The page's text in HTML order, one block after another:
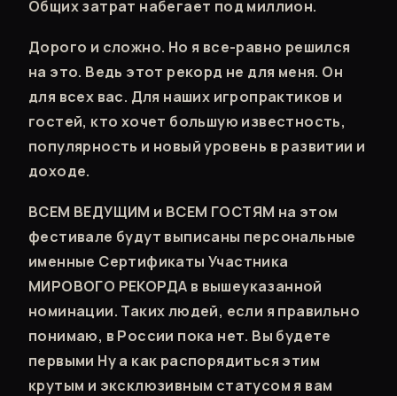
Общих затрат набегает под миллион.
Дорого и сложно. Но я все-равно решился
на это. Ведь этот рекорд не для меня. Он
для всех вас. Для наших игропрактиков и
гостей, кто хочет большую известность,
популярность и новый уровень в развитии и
доходе.
ВСЕМ ВЕДУЩИМ и ВСЕМ ГОСТЯМ на этом
фестивале будут выписаны персональные
именные Сертификаты Участника
МИРОВОГО РЕКОРДА в вышеуказанной
номинации. Таких людей, если я правильно
понимаю, в России пока нет. Вы будете
первыми Ну а как распорядиться этим
крутым и эксклюзивным статусом я вам